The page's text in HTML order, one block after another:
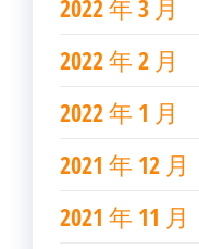
2022 年 3 月
2022 年 2 月
2022 年 1 月
2021 年 12 月
2021 年 11 月